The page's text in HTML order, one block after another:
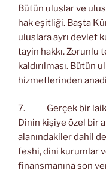
Bütün uluslar ve
hak eşitliği. Başta
uluslara ayrı devlet
tayin hakkı. Zorunlu
kaldırılması. Bütün
hizmetlerinden
7. Gerçek bir
Dinin kişiye özel bir
alanındakiler dahil
feshi, dini kurumlar
finansmanına son